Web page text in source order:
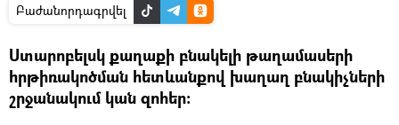
Բաժանորդագրվել
Ստարոբելսկ քաղաքի բնակելի թաղամասերի
հրթիռակոծման հետևանքով խաղաղ բնակիչների
շրջանակում կան զոհեր։